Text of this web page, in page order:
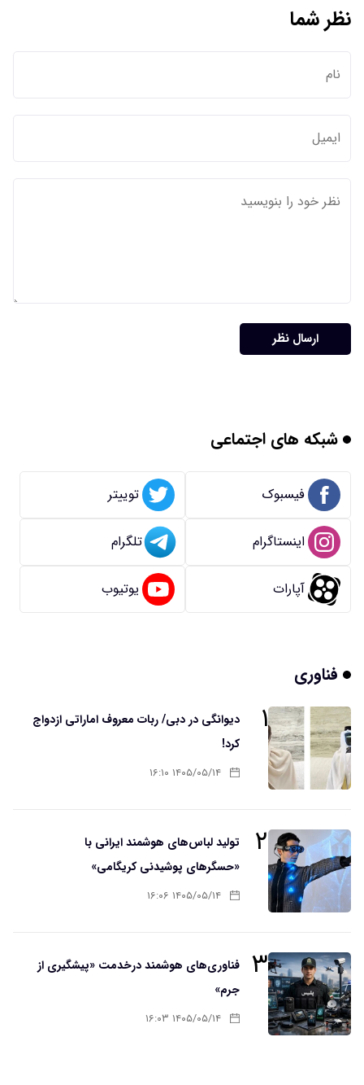
نظر شما
ارسال نظر
شبکه های اجتماعی
فیسبوک توییتر
اینستاگرام تلگرام
آپارات یوتیوب
فناوری
۱
دیوانگی در دبی/ ربات معروف اماراتی ازدواج
کرد!
۱۴۰۵/۰۵/۱۴ ۱۶:۱۰
۲
تولید لباس‌های هوشمند ایرانی با
«حسگرهای پوشیدنی کریگامی»
۱۴۰۵/۰۵/۱۴ ۱۶:۰۶
۳
فناوری‌های هوشمند درخدمت «پیشگیری از
جرم»
۱۴۰۵/۰۵/۱۴ ۱۶:۰۳